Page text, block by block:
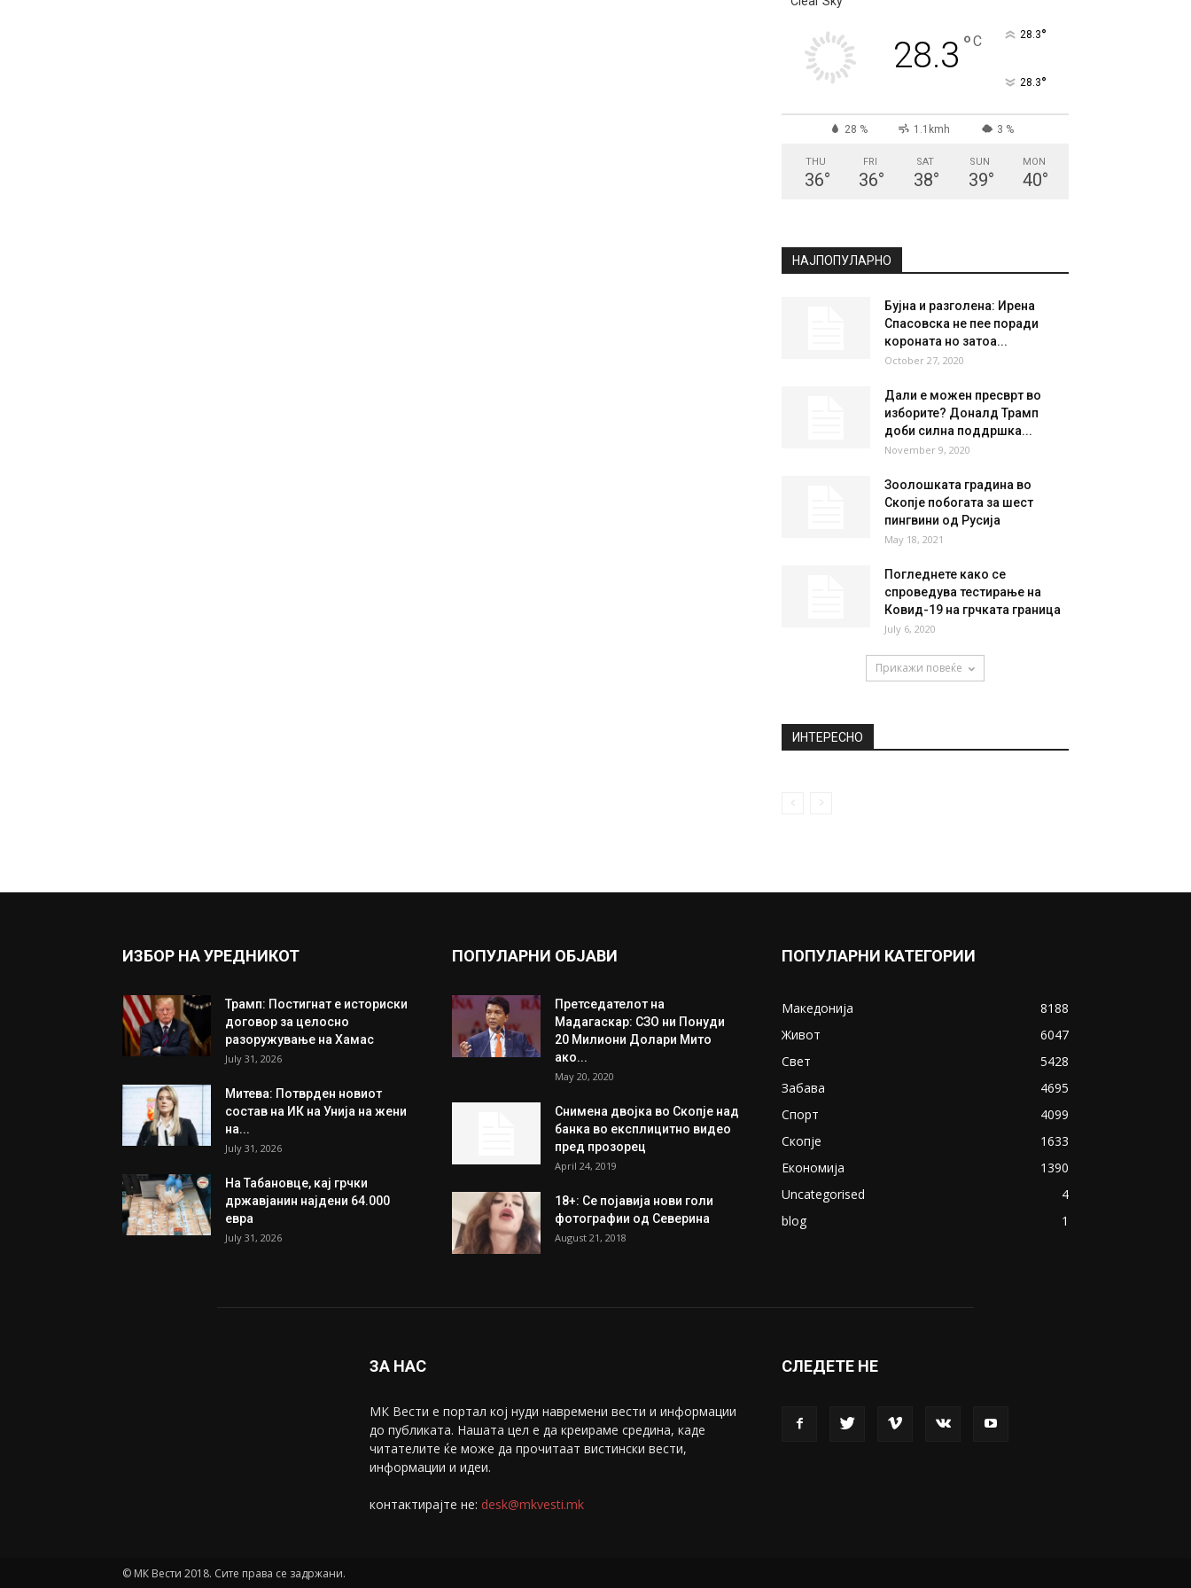
28.3 °C 28.3°
28.3°
28 % 1.1kmh 3 %
THU
36°
FRI
36°
SAT
38°
SUN
39°
MON
40°
НАЈПОПУЛАРНО
Бујна и разголена: Ирена
Спасовска не пее поради
короната но затоа...
October 27, 2020
Дали е можен пресврт во
изборите? Доналд Трамп
доби силна поддршка...
November 9, 2020
Зоолошката градина во
Скопје побогата за шест
пингвини од Русија
May 18, 2021
Погледнете како се
спроведува тестирање на
Ковид-19 на грчката граница
July 6, 2020
Прикажи повеќе
ИНТЕРЕСНО
ИЗБОР НА УРЕДНИКОТ
Трамп: Постигнат е историски
договор за целосно
разоружување на Хамас
July 31, 2026
Митева: Потврден новиот
состав на ИК на Унија на жени
на...
July 31, 2026
На Табановце, кај грчки
државјанин најдени 64.000
евра
July 31, 2026
ПОПУЛАРНИ ОБЈАВИ
Претседателот на
Мадагаскар: СЗО ни Понуди
20 Милиони Долари Мито
ако...
May 20, 2020
Снимена двојка во Скопје над
банка во експлицитно видео
пред прозорец
April 24, 2019
18+: Се појавија нови голи
фотографии од Северина
August 21, 2018
ПОПУЛАРНИ КАТЕГОРИИ
Македонија
8188
Живот
6047
Свет
5428
Забава
4695
Спорт
4099
Скопје
1633
Економија
1390
Uncategorised
4
blog
1
ЗА НАС
МК Вести е портал коj нуди навремени вести и информации
до публиката. Нашата цел е да креираме средина, каде
читателите ќе може да прочитаат вистински вести,
информации и идеи.
контактирајте не: desk@mkvesti.mk
СЛЕДЕТЕ НЕ
© МК Вести 2018. Сите права се задржани.